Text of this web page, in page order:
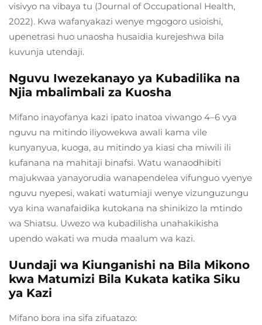
visivyo na vibaya tu (Journal of Occupational Health,
2022). Kwa wafanyakazi wenye mgogoro usioishi,
upenetrasi huo unaosha husaidia kurejeshwa bila
kuvunja utendaji.
Nguvu Iwezekanayo ya Kubadilika na
Njia mbalimbali za Kuosha
Mifano inayofanya kazi ipato inatoa viwango 4–6 vya
nguvu na mitindo iliyowekwa awali kama vile
kunyanyua, kuoga, au mitindo ya kiasi cha miwili ili
kufanana na mahitaji binafsi. Watu wanaodhibiti
majukwaa yanayorudia wanapendelea vifunguo vyenye
nguvu nyepesi, wakati watumiaji wenye vizunguzungu
vya kina wanafaidika kutokana na shinikizo la mtindo
wa Shiatsu. Uwezo wa kubadilisha unahakikisha
upendo wakati wa muda maalum wa kazi.
Uundaji wa Kiunganishi na Bila Mikono
kwa Matumizi Bila Kukata katika Siku
ya Kazi
Mifano bora ina sifa zifuatazo: